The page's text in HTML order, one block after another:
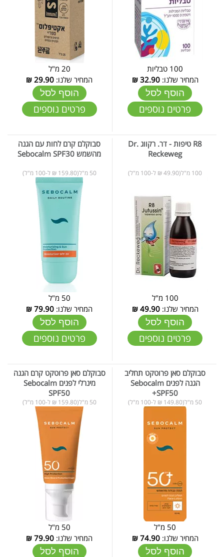
100 טבליות
המחיר שלנו:32.90
₪
הוסף לסל
פרטים נוספים
20 מ"ל
המחיר שלנו: 29.90
₪
הוסף לסל
פרטים נוספים
R8 טיפות - דר. רקווג Dr.
Reckeweg
100 מ"ל(49.90 ₪ ל-100 מ"ל)
100 מ"ל
המחיר שלנו:49.90
₪
הוסף לסל
פרטים נוספים
סבוקלם קרם לחות עם הגנה
מהשמש Sebocalm SPF30
50 מ"ל(159.80 ₪ ל-100 מ"ל)
50 מ"ל
המחיר שלנו: 79.90
₪
הוסף לסל
פרטים נוספים
סבוקלם סאן פרוטקט תחליב
הגנה לפנים Sebocalm
+SPF50
50 מ"ל(149.80 ₪ ל-100 מ"ל)
50 מ"ל
המחיר שלנו:74.90
₪
הוסף לסל
סבוקלם סאן פרוטקט קרם הגנה
מינרלי לפנים Sebocalm
SPF50
50 מ"ל(159.80 ₪ ל-100 מ"ל)
50 מ"ל
המחיר שלנו: 79.90
₪
הוסף לסל